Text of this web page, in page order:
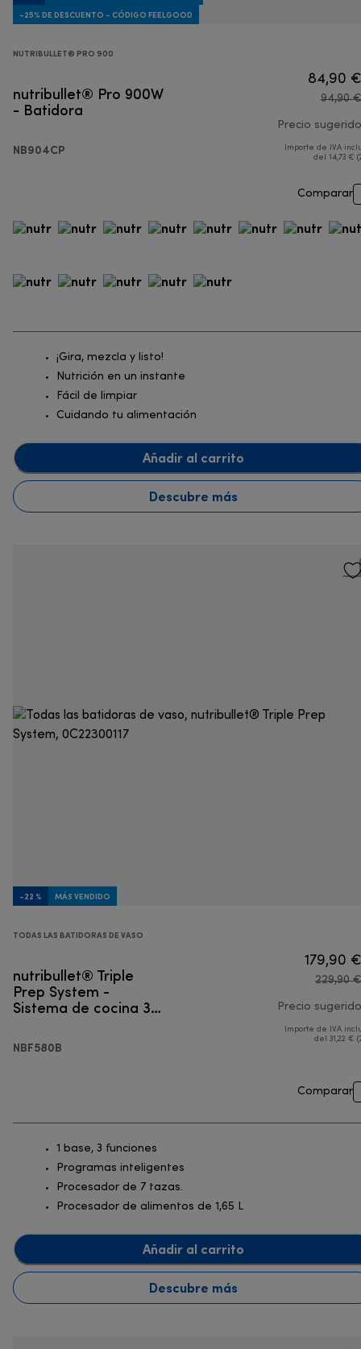
-25% DE DESCUENTO - CÓDIGO FEELGOOD
NUTRIBULLET® PRO 900
nutribullet® Pro 900W
- Batidora
NB904CP
84,90 €
94,90 €
Precio sugerido
Importe de IVA
del 14,73 €
Comparar
¡Gira, mezcla y listo!
Nutrición en un instante
Fácil de limpiar
Cuidando tu alimentación
Añadir al carrito
Descubre más
-22 % MÁS VENDIDO
TODAS LAS BATIDORAS DE VASO
nutribullet® Triple
Prep System -
Sistema de cocina 3
NBF580B
179,90 €
229,90 €
Precio sugerido
Importe de IVA
del 31,22 €
Comparar
1 base, 3 funciones
Programas inteligentes
Procesador de 7 tazas.
Procesador de alimentos de 1,65 L
Añadir al carrito
Descubre más